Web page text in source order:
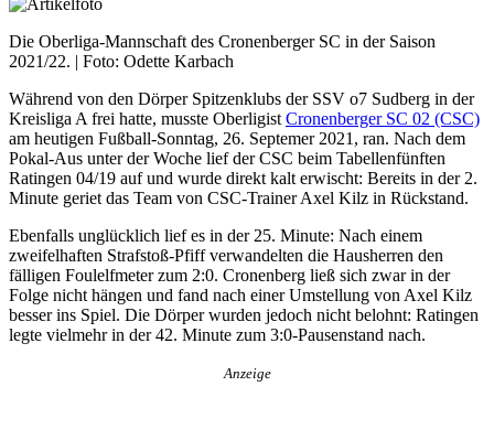
Die Oberliga-Mannschaft des Cronenberger SC in der Saison
2021/22. | Foto: Odette Karbach
Während von den Dörper Spitzenklubs der SSV o7 Sudberg in der
Kreisliga A frei hatte, musste Oberligist Cronenberger SC 02 (CSC)
am heutigen Fußball-Sonntag, 26. Septemer 2021, ran. Nach dem
Pokal-Aus unter der Woche lief der CSC beim Tabellenfünften
Ratingen 04/19 auf und wurde direkt kalt erwischt: Bereits in der 2.
Minute geriet das Team von CSC-Trainer Axel Kilz in Rückstand.
Ebenfalls unglücklich lief es in der 25. Minute: Nach einem
zweifelhaften Strafstoß-Pfiff verwandelten die Hausherren den
fälligen Foulelfmeter zum 2:0. Cronenberg ließ sich zwar in der
Folge nicht hängen und fand nach einer Umstellung von Axel Kilz
besser ins Spiel. Die Dörper wurden jedoch nicht belohnt: Ratingen
legte vielmehr in der 42. Minute zum 3:0-Pausenstand nach.
Anzeige